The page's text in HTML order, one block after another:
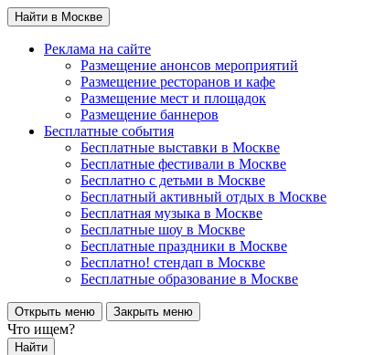
Найти в Москве
Реклама на сайте
Размещение анонсов мероприятий
Размещение ресторанов и кафе
Размещение мест и площадок
Размещение баннеров
Бесплатные события
Бесплатные выставки в Москве
Бесплатные фестивали в Москве
Бесплатно с детьми в Москве
Бесплатный активный отдых в Москве
Бесплатная музыка в Москве
Бесплатные шоу в Москве
Бесплатные праздники в Москве
Бесплатно! стендап в Москве
Бесплатные образование в Москве
Открыть меню Закрыть меню
Что ищем?
Найти